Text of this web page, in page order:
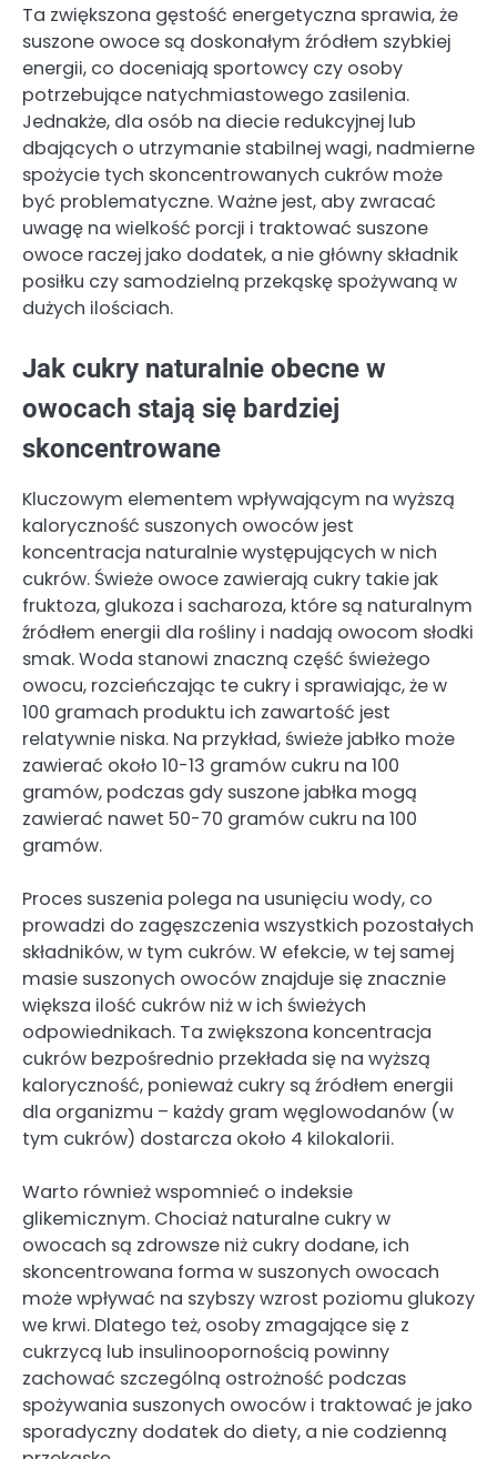
Ta zwiększona gęstość energetyczna sprawia, że
suszone owoce są doskonałym źródłem szybkiej
energii, co doceniają sportowcy czy osoby
potrzebujące natychmiastowego zasilenia.
Jednakże, dla osób na diecie redukcyjnej lub
dbających o utrzymanie stabilnej wagi, nadmierne
spożycie tych skoncentrowanych cukrów może
być problematyczne. Ważne jest, aby zwracać
uwagę na wielkość porcji i traktować suszone
owoce raczej jako dodatek, a nie główny składnik
posiłku czy samodzielną przekąskę spożywaną w
dużych ilościach.
Jak cukry naturalnie obecne w
owocach stają się bardziej
skoncentrowane
Kluczowym elementem wpływającym na wyższą
kaloryczność suszonych owoców jest
koncentracja naturalnie występujących w nich
cukrów. Świeże owoce zawierają cukry takie jak
fruktoza, glukoza i sacharoza, które są naturalnym
źródłem energii dla rośliny i nadają owocom słodki
smak. Woda stanowi znaczną część świeżego
owocu, rozcieńczając te cukry i sprawiając, że w
100 gramach produktu ich zawartość jest
relatywnie niska. Na przykład, świeże jabłko może
zawierać około 10-13 gramów cukru na 100
gramów, podczas gdy suszone jabłka mogą
zawierać nawet 50-70 gramów cukru na 100
gramów.
Proces suszenia polega na usunięciu wody, co
prowadzi do zagęszczenia wszystkich pozostałych
składników, w tym cukrów. W efekcie, w tej samej
masie suszonych owoców znajduje się znacznie
większa ilość cukrów niż w ich świeżych
odpowiednikach. Ta zwiększona koncentracja
cukrów bezpośrednio przekłada się na wyższą
kaloryczność, ponieważ cukry są źródłem energii
dla organizmu – każdy gram węglowodanów (w
tym cukrów) dostarcza około 4 kilokalorii.
Warto również wspomnieć o indeksie
glikemicznym. Chociaż naturalne cukry w
owocach są zdrowsze niż cukry dodane, ich
skoncentrowana forma w suszonych owocach
może wpływać na szybszy wzrost poziomu glukozy
we krwi. Dlatego też, osoby zmagające się z
cukrzycą lub insulinoopornością powinny
zachować szczególną ostrożność podczas
spożywania suszonych owoców i traktować je jako
sporadyczny dodatek do diety, a nie codzienną